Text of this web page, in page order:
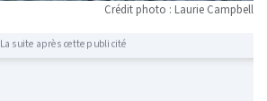
Crédit photo : Laurie Campbell
La suite après cette publicité